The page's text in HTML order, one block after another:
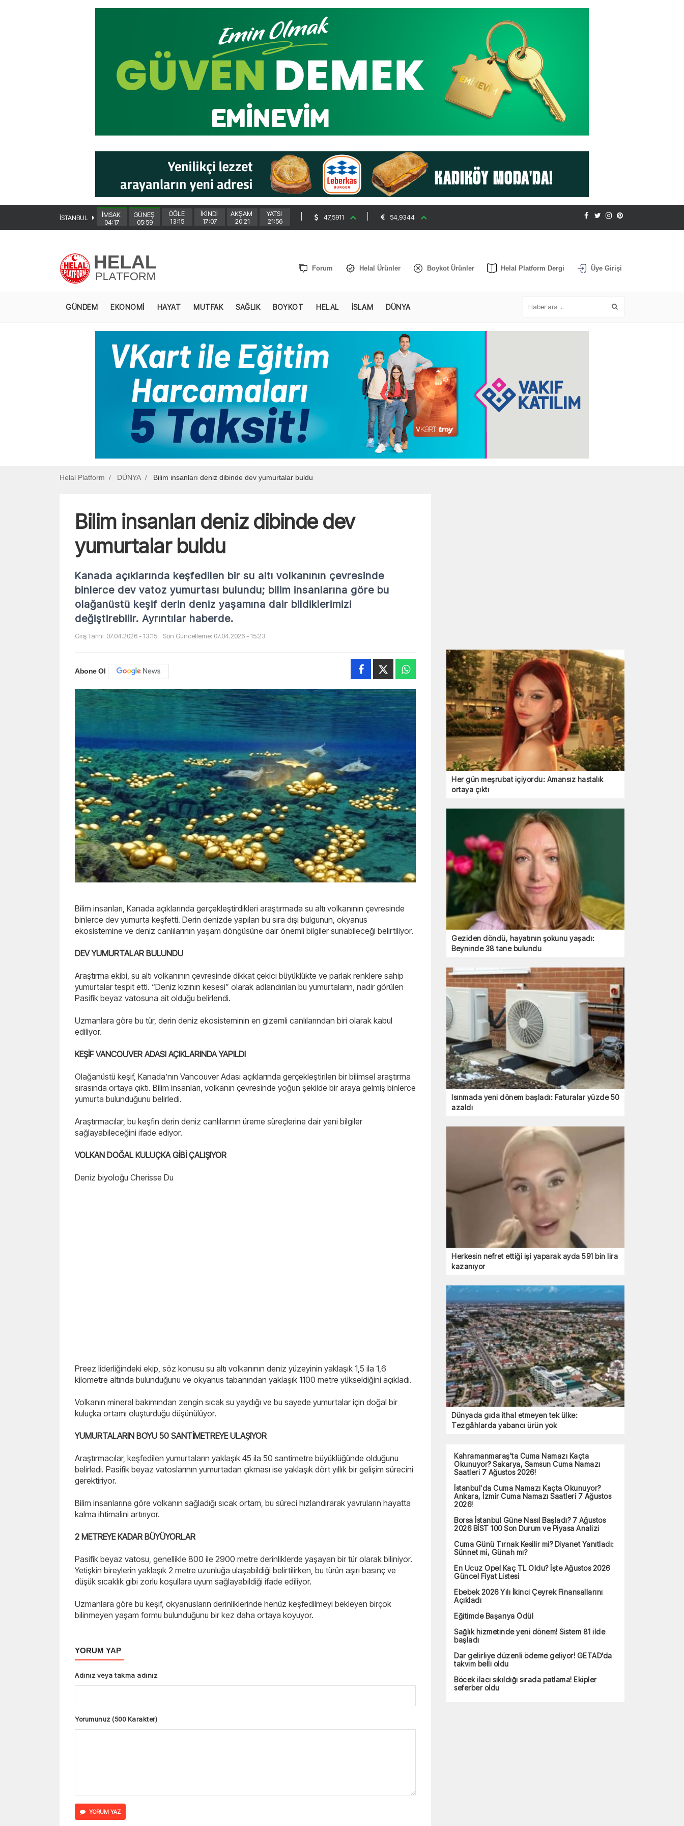
İSTANBUL
İMSAK
04:17
GÜNEŞ
05:59
ÖĞLE
13:15
İKİNDİ
17:07
AKŞAM
20:21
YATSI
21:56
47,5911 54,9344
Forum Helal Ürünler Boykot Ürünler Helal Platform Dergi Üye Girişi
GÜNDEM EKONOMİ HAYAT MUTFAK SAĞLIK BOYKOT HELAL İSLAM DÜNYA
Helal Platform DÜNYA Bilim insanları deniz dibinde dev yumurtalar buldu
Bilim insanları deniz dibinde dev
yumurtalar buldu
Kanada açıklarında keşfedilen bir su altı volkanının çevresinde
binlerce dev vatoz yumurtası bulundu; bilim insanlarına göre bu
olağanüstü keşif derin deniz yaşamına dair bildiklerimizi
değiştirebilir. Ayrıntılar haberde.
Giriş Tarihi: 07.04.2026 - 13:15 Son Güncelleme: 07.04.2026 - 15:23
Abone Ol
Bilim insanları, Kanada açıklarında gerçekleştirdikleri araştırmada su altı volkanının çevresinde
binlerce dev yumurta keşfetti. Derin denizde yapılan bu sıra dışı bulgunun, okyanus
ekosistemine ve deniz canlılarının yaşam döngüsüne dair önemli bilgiler sunabileceği belirtiliyor.
DEV YUMURTALAR BULUNDU
Araştırma ekibi, su altı volkanının çevresinde dikkat çekici büyüklükte ve parlak renklere sahip
yumurtalar tespit etti. “Deniz kızının kesesi” olarak adlandırılan bu yumurtaların, nadir görülen
Pasifik beyaz vatosuna ait olduğu belirlendi.
Uzmanlara göre bu tür, derin deniz ekosisteminin en gizemli canlılarından biri olarak kabul
ediliyor.
KEŞİF VANCOUVER ADASI AÇIKLARINDA YAPILDI
Olağanüstü keşif, Kanada’nın Vancouver Adası açıklarında gerçekleştirilen bir bilimsel araştırma
sırasında ortaya çıktı. Bilim insanları, volkanın çevresinde yoğun şekilde bir araya gelmiş binlerce
yumurta bulunduğunu belirledi.
Araştırmacılar, bu keşfin derin deniz canlılarının üreme süreçlerine dair yeni bilgiler
sağlayabileceğini ifade ediyor.
VOLKAN DOĞAL KULUÇKA GİBİ ÇALIŞIYOR
Deniz biyoloğu Cherisse Du
Preez liderliğindeki ekip, söz konusu su altı volkanının deniz yüzeyinin yaklaşık 1,5 ila 1,6
kilometre altında bulunduğunu ve okyanus tabanından yaklaşık 1100 metre yükseldiğini açıkladı.
Volkanın mineral bakımından zengin sıcak su yaydığı ve bu sayede yumurtalar için doğal bir
kuluçka ortamı oluşturduğu düşünülüyor.
YUMURTALARIN BOYU 50 SANTİMETREYE ULAŞIYOR
Araştırmacılar, keşfedilen yumurtaların yaklaşık 45 ila 50 santimetre büyüklüğünde olduğunu
belirledi. Pasifik beyaz vatoslarının yumurtadan çıkması ise yaklaşık dört yıllık bir gelişim sürecini
gerektiriyor.
Bilim insanlarına göre volkanın sağladığı sıcak ortam, bu süreci hızlandırarak yavruların hayatta
kalma ihtimalini artırıyor.
2 METREYE KADAR BÜYÜYORLAR
Pasifik beyaz vatosu, genellikle 800 ile 2900 metre derinliklerde yaşayan bir tür olarak biliniyor.
Yetişkin bireylerin yaklaşık 2 metre uzunluğa ulaşabildiği belirtilirken, bu türün aşırı basınç ve
düşük sıcaklık gibi zorlu koşullara uyum sağlayabildiği ifade ediliyor.
Uzmanlara göre bu keşif, okyanusların derinliklerinde henüz keşfedilmeyi bekleyen birçok
bilinmeyen yaşam formu bulunduğunu bir kez daha ortaya koyuyor.
YORUM YAP
Adınız veya takma adınız
Yorumunuz (500 Karakter)
YORUM YAZ
Her gün meşrubat içiyordu: Amansız hastalık
ortaya çıktı
Geziden döndü, hayatının şokunu yaşadı:
Beyninde 38 tane bulundu
Isınmada yeni dönem başladı: Faturalar yüzde 50
azaldı
Herkesin nefret ettiği işi yaparak ayda 591 bin lira
kazanıyor
Dünyada gıda ithal etmeyen tek ülke:
Tezgâhlarda yabancı ürün yok
Kahramanmaraş'ta Cuma Namazı Kaçta
Okunuyor? Sakarya, Samsun Cuma Namazı
Saatleri 7 Ağustos 2026!
İstanbul'da Cuma Namazı Kaçta Okunuyor?
Ankara, İzmir Cuma Namazı Saatleri 7 Ağustos
2026!
Borsa İstanbul Güne Nasıl Başladı? 7 Ağustos
2026 BİST 100 Son Durum ve Piyasa Analizi
Cuma Günü Tırnak Kesilir mi? Diyanet Yanıtladı:
Sünnet mi, Günah mı?
En Ucuz Opel Kaç TL Oldu? İşte Ağustos 2026
Güncel Fiyat Listesi
Ebebek 2026 Yılı İkinci Çeyrek Finansallarını
Açıkladı
Eğitimde Başarıya Ödül
Sağlık hizmetinde yeni dönem! Sistem 81 ilde
başladı
Dar gelirliye düzenli ödeme geliyor! GETAD’da
takvim belli oldu
Böcek ilacı sıkıldığı sırada patlama! Ekipler
seferber oldu